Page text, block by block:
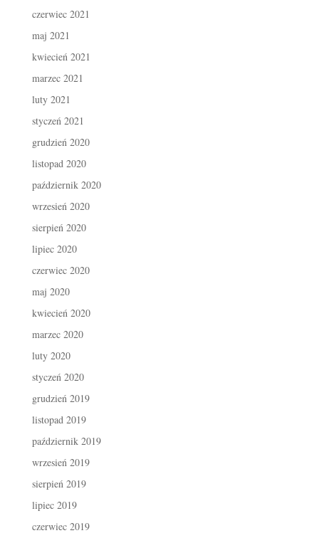
czerwiec 2021
maj 2021
kwiecień 2021
marzec 2021
luty 2021
styczeń 2021
grudzień 2020
listopad 2020
październik 2020
wrzesień 2020
sierpień 2020
lipiec 2020
czerwiec 2020
maj 2020
kwiecień 2020
marzec 2020
luty 2020
styczeń 2020
grudzień 2019
listopad 2019
październik 2019
wrzesień 2019
sierpień 2019
lipiec 2019
czerwiec 2019